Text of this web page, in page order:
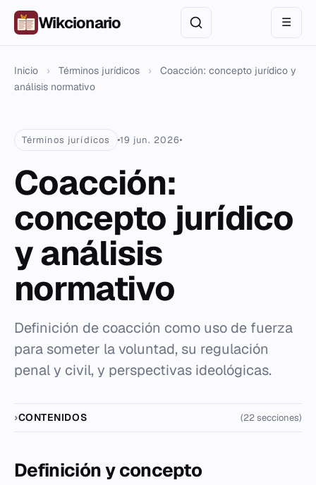
Wikcionario ☰
Inicio › Términos jurídicos ›
Coacción: concepto jurídico y
análisis normativo
Términos jurídicos 19 jun. 2026
Coacción:
concepto jurídico
y análisis
normativo
Definición de coacción como uso de fuerza
para someter la voluntad, su regulación
penal y civil, y perspectivas ideológicas.
CONTENIDOS (22 secciones)
Definición y concepto